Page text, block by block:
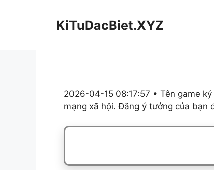
KiTuDacBiet.XYZ
2026-04-15 08:17:57 • Tên game
mạng xã hội. Đăng ý tưởng của bạn